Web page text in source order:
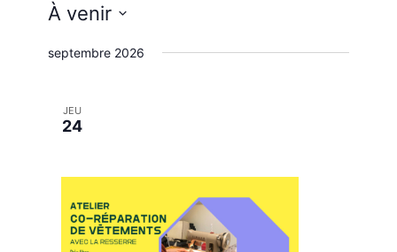
À venir
é
septembre 2026
JEU
24